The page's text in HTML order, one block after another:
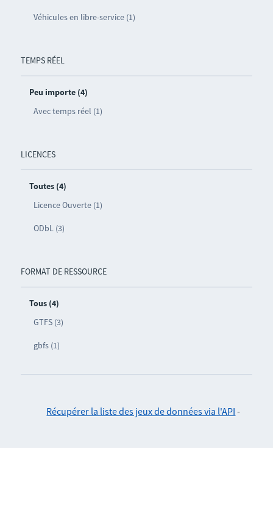
Véhicules en libre-service (1)
TEMPS RÉEL
Peu importe (4)
Avec temps réel (1)
LICENCES
Toutes (4)
Licence Ouverte (1)
ODbL (3)
FORMAT DE RESSOURCE
Tous (4)
GTFS (3)
gbfs (1)
Récupérer la liste des jeux de données via l'API -